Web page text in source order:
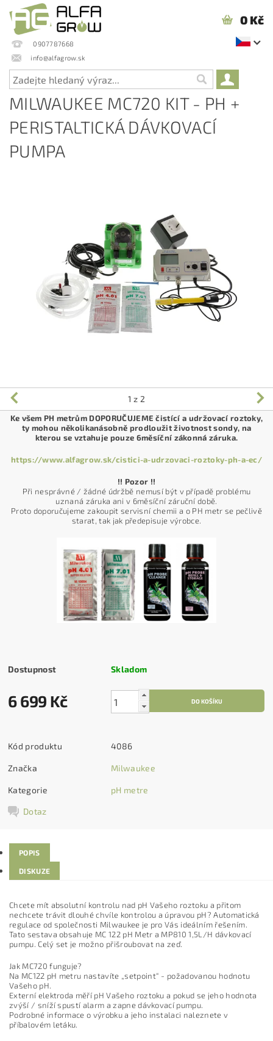
0907787668
info@alfagrow.sk
0 Kč
MILWAUKEE MC720 KIT - PH +
PERISTALTICKÁ DÁVKOVACÍ
PUMPA
1 z 2
Ke všem PH metrům DOPORUČUJEME čistící a udržovací roztoky,
ty mohou několikanásobně prodloužit životnost sondy, na
kterou se vztahuje pouze 6měsíční zákonná záruka.
https://www.alfagrow.sk/cistici-a-udrzovaci-roztoky-ph-a-ec/
!! Pozor !!
Při nesprávné / žádné údržbě nemusí být v případě problému
uznaná záruka ani v 6měsíční záruční době.
Proto doporučujeme zakoupit servisní chemii a o PH metr se pečlivě
starat, tak jak předepisuje výrobce.
Dostupnost Skladom
6 699 Kč
Kód produktu 4086
Značka Milwaukee
Kategorie pH metre
Dotaz
POPIS
DISKUZE
Chcete mít absolutní kontrolu nad pH Vašeho roztoku a přitom
nechcete trávit dlouhé chvíle kontrolou a úpravou pH? Automatická
regulace od společnosti Milwaukee je pro Vás ideálním řešením.
Tato sestava obsahuje MC 122 pH Metr a MP810 1,5L/H dávkovací
pumpu. Celý set je možno přišroubovat na zeď.
Jak MC720 funguje?
Na MC122 pH metru nastavíte „setpoint“ - požadovanou hodnotu
Vašeho pH.
Externí elektroda měří pH Vašeho roztoku a pokud se jeho hodnota
zvýší / sníží spustí alarm a zapne dávkovací pumpu.
Podrobné informace o výrobku a jeho instalaci naleznete v
příbalovém letáku.